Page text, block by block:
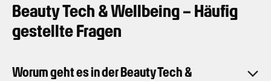
Beauty Tech & Wellbeing – Häufig
gestellte Fragen
Worum geht es in der Beauty Tech &